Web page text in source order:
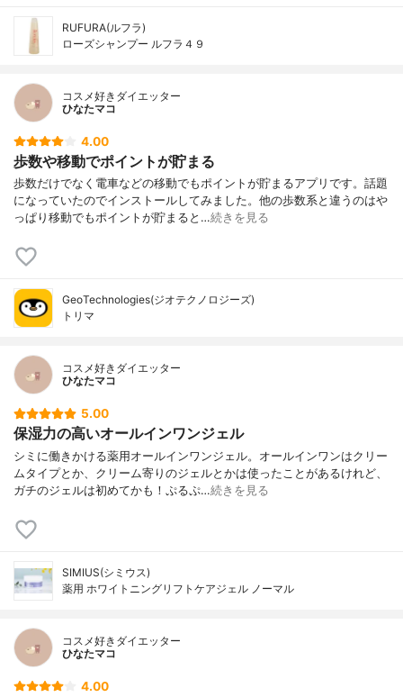
RUFURA(ルフラ)
ローズシャンプー ルフラ４９
コスメ好きダイエッター
ひなたマコ
4.00
歩数や移動でポイントが貯まる
歩数だけでなく電車などの移動でもポイントが貯まるアプリです。話題
になっていたのでインストールしてみました。他の歩数系と違うのはや
っぱり移動でもポイントが貯まると…続きを見る
GeoTechnologies(ジオテクノロジーズ)
トリマ
コスメ好きダイエッター
ひなたマコ
5.00
保湿力の高いオールインワンジェル
シミに働きかける薬用オールインワンジェル。オールインワンはクリー
ムタイプとか、クリーム寄りのジェルとかは使ったことがあるけれど、
ガチのジェルは初めてかも！ぷるぷ…続きを見る
SIMIUS(シミウス)
薬用 ホワイトニングリフトケアジェル ノーマル
コスメ好きダイエッター
ひなたマコ
4.00